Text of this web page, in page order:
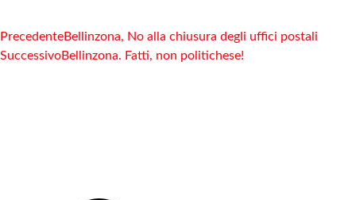
PrecedenteBellinzona, No alla chiusura degli uffici postali
SuccessivoBellinzona. Fatti, non politichese!